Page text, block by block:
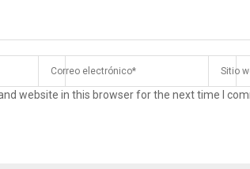
website in this browser for the next time I